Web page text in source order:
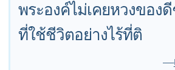
พระองค์ไม่เคยหวงของ
ที่ใช้ชีวิตอย่างไร้ที่ติ
—